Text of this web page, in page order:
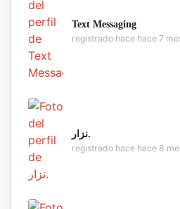
Text Messaging
registrado hace hace 7
نزار.
registrado hace hace 8